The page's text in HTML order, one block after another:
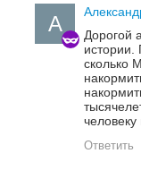
А
Дорогой
истории.
сколько
Ответить